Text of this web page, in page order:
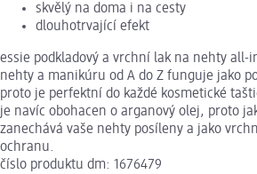
skvělý na doma i na cesty
dlouhotrvající efekt
essie podkladový a vrchní lak na nehty all-
nehty a manikúru od A do Z funguje jako
proto je perfektní do každé kosmetické
je navíc obohacen o arganový olej, proto
zanechává vaše nehty posíleny a jako
ochranu.
číslo produktu dm: 1676479